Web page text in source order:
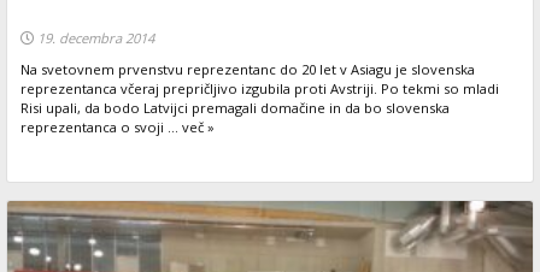
19. decembra 2014
Na svetovnem prvenstvu reprezentanc do 20 let v Asiagu je slovenska
reprezentanca včeraj prepričljivo izgubila proti Avstriji. Po tekmi so mladi
Risi upali, da bodo Latvijci premagali domačine in da bo slovenska
reprezentanca o svoji ... več »